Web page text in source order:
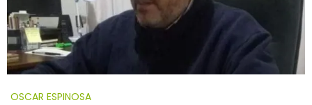
OSCAR ESPINOSA